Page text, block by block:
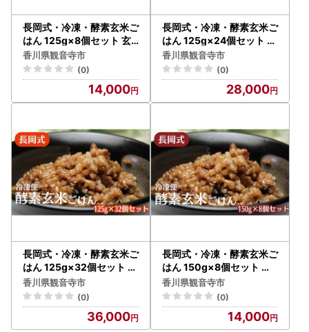
長岡式・冷凍・酵素玄米ご
はん 125g×8個セット 玄
米 ごはん ご飯 セット 冷凍
香川県観音寺市
(0)
14,000
長岡式・冷凍・酵素玄米ご
はん 125g×24個セット 玄
米 ごはん ご飯 セット 冷凍
香川県観音寺市
(0)
28,000
長岡式・冷凍・酵素玄米ご
はん 125g×32個セット 玄
米 ごはん ご飯 セット 冷凍
香川県観音寺市
(0)
36,000
長岡式・冷凍・酵素玄米ご
はん 150g×8個セット 玄
米 ごはん ご飯 セット 冷凍
香川県観音寺市
(0)
14,000